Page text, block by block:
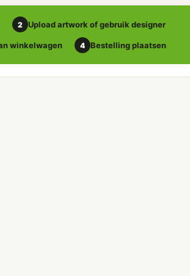
2 Upload artwork of gebruik designer
winkelwagen 4 Bestelling plaatsen